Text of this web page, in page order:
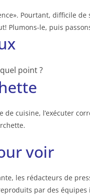
Pourtant, difficile de
Plumons-le, puis
point ?
cuisine, l’exécuter
voir
les rédacteurs de
par des équipes